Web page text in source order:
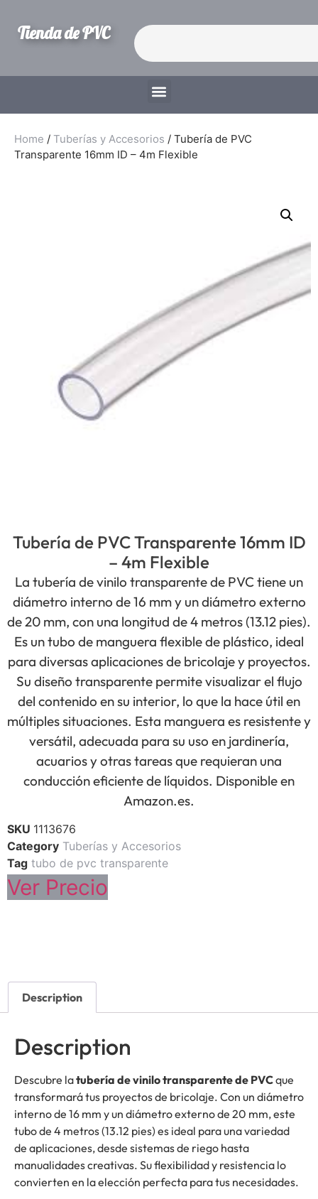
Tienda de PVC
Home / Tuberías y Accesorios / Tubería de PVC
Transparente 16mm ID – 4m Flexible
Tubería de PVC Transparente 16mm ID
– 4m Flexible
La tubería de vinilo transparente de PVC tiene un
diámetro interno de 16 mm y un diámetro externo
de 20 mm, con una longitud de 4 metros (13.12 pies).
Es un tubo de manguera flexible de plástico, ideal
para diversas aplicaciones de bricolaje y proyectos.
Su diseño transparente permite visualizar el flujo
del contenido en su interior, lo que la hace útil en
múltiples situaciones. Esta manguera es resistente y
versátil, adecuada para su uso en jardinería,
acuarios y otras tareas que requieran una
conducción eficiente de líquidos. Disponible en
Amazon.es.
SKU 1113676
Category Tuberías y Accesorios
Tag tubo de pvc transparente
Ver Precio
Description
Description
Descubre latubería de vinilo transparente de PVCque
transformará tus proyectos de bricolaje. Con un diámetro
interno de 16 mm y un diámetro externo de 20 mm, este
tubo de 4 metros (13.12 pies) es ideal para una variedad
de aplicaciones, desde sistemas de riego hasta
manualidades creativas. Su flexibilidad y resistencia lo
convierten en la elección perfecta para tus necesidades.